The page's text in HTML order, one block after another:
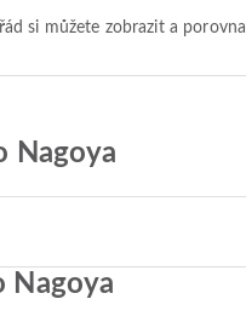
si můžete zobrazit a
Nagoya
Nagoya